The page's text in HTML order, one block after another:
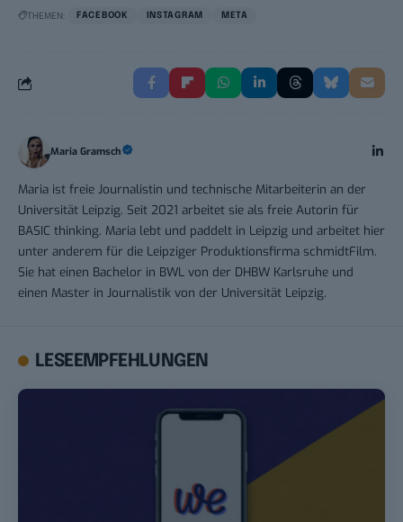
THEMEN: FACEBOOK INSTAGRAM META
Maria Gramsch
Maria ist freie Journalistin und technische Mitarbeiterin an der
Universität Leipzig. Seit 2021 arbeitet sie als freie Autorin für
BASIC thinking. Maria lebt und paddelt in Leipzig und arbeitet hier
unter anderem für die Leipziger Produktionsfirma schmidtFilm.
Sie hat einen Bachelor in BWL von der DHBW Karlsruhe und
einen Master in Journalistik von der Universität Leipzig.
LESEEMPFEHLUNGEN